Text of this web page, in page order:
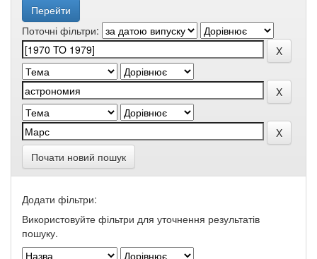
Поточні фільтри:
Почати новий пошук
Додати фільтри:
Використовуйте фільтри для уточнення результатів
пошуку.